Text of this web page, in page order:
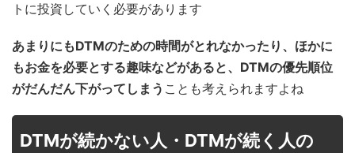
トに投資していく必要があります
あまりにもDTMのための時間がとれなかったり、ほかに
もお金を必要とする趣味などがあると、DTMの優先順位
がだんだん下がってしまう ことも考えられますよね
DTMが続かない人・DTMが続く人の